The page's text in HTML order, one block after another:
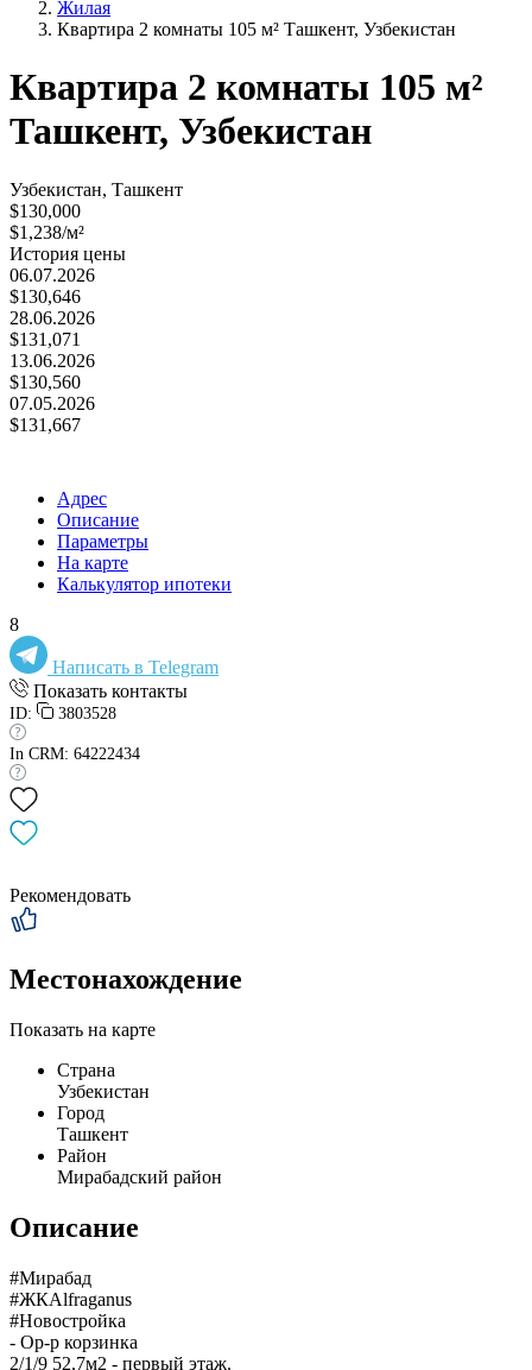
Жилая
Квартира 2 комнаты 105 м² Ташкент, Узбекистан
Квартира 2 комнаты 105 м²
Ташкент, Узбекистан
Узбекистан, Ташкент
$130,000
$1,238/м²
История цены
06.07.2026
$130,646
28.06.2026
$131,071
13.06.2026
$130,560
07.05.2026
$131,667
Адрес
Описание
Параметры
На карте
Калькулятор ипотеки
8
Написать в Telegram
Показать контакты
ID: 3803528
In CRM: 64222434
Рекомендовать
Местонахождение
Показать на карте
Страна
Узбекистан
Город
Ташкент
Район
Мирабадский район
Описание
#Мирабад
#ЖКAlfraganus
#Новостройка
- Ор-р корзинка
2/1/9 52,7м2 - первый этаж.